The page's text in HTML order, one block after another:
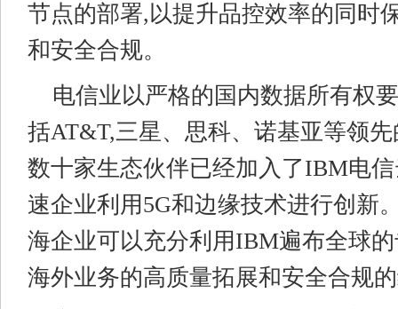
节点的部署,以提升品控效率的同时
和安全合规。
电信业以严格的国内数据所有权
括AT&T,三星、思科、诺基亚等领
数十家生态伙伴已经加入了IBM电
速企业利用5G和边缘技术进行创新
海企业可以充分利用IBM遍布全球
海外业务的高质量拓展和安全合规